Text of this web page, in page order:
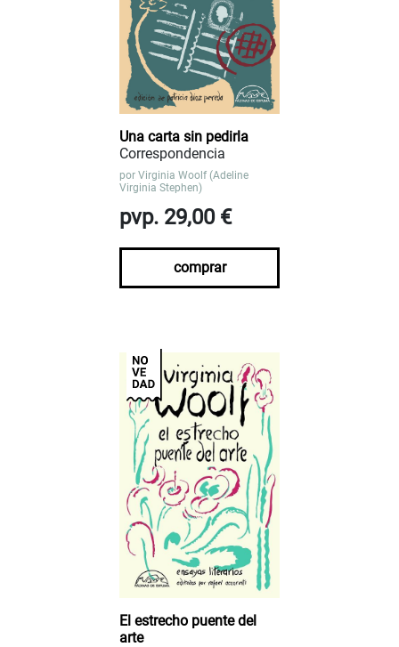
Una carta sin pedirla
Correspondencia
por Virginia Woolf (Adeline
Virginia Stephen)
pvp. 29,00 €
comprar
El estrecho puente del
arte